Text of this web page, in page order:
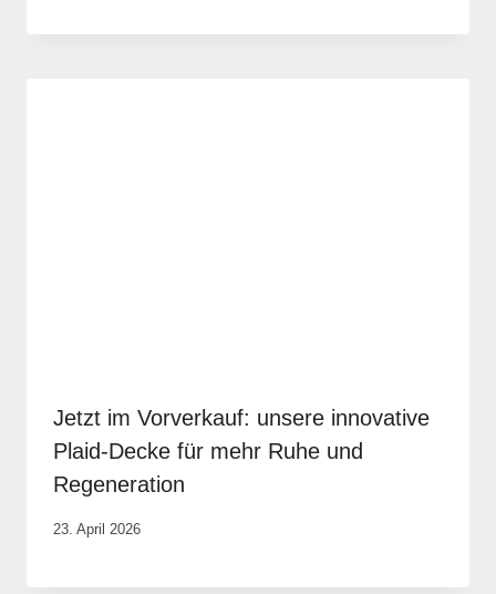
Justh
Jetzt im Vorverkauf: unsere innovative
Plaid-Decke für mehr Ruhe und
Regeneration
Von
Physio
23. April 2026